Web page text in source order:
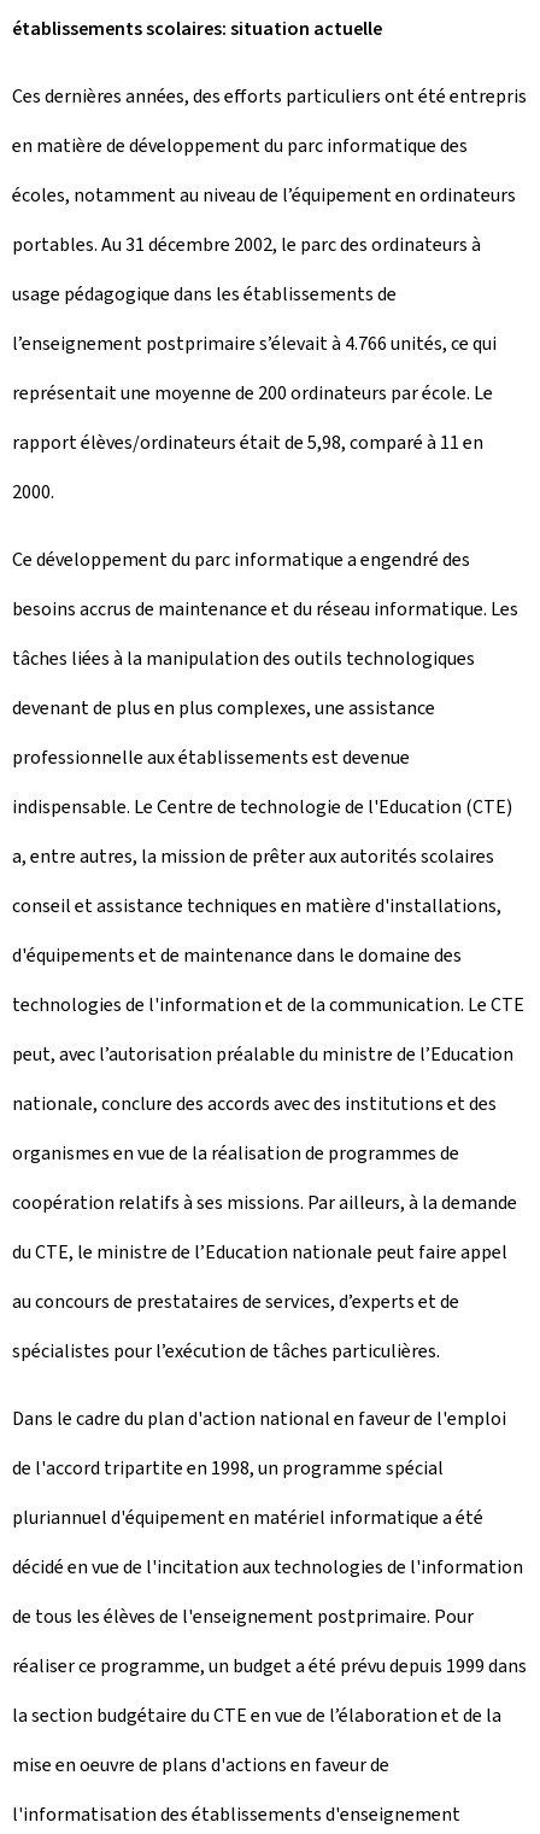
établissements scolaires: situation actuelle
Ces dernières années, des efforts particuliers ont été entrepris
en matière de développement du parc informatique des
écoles, notamment au niveau de l’équipement en ordinateurs
portables. Au 31 décembre 2002, le parc des ordinateurs à
usage pédagogique dans les établissements de
l’enseignement postprimaire s’élevait à 4.766 unités, ce qui
représentait une moyenne de 200 ordinateurs par école. Le
rapport élèves/ordinateurs était de 5,98, comparé à 11 en
2000.
Ce développement du parc informatique a engendré des
besoins accrus de maintenance et du réseau informatique. Les
tâches liées à la manipulation des outils technologiques
devenant de plus en plus complexes, une assistance
professionnelle aux établissements est devenue
indispensable. Le Centre de technologie de l'Education (CTE)
a, entre autres, la mission de prêter aux autorités scolaires
conseil et assistance techniques en matière d'installations,
d'équipements et de maintenance dans le domaine des
technologies de l'information et de la communication. Le CTE
peut, avec l’autorisation préalable du ministre de l’Education
nationale, conclure des accords avec des institutions et des
organismes en vue de la réalisation de programmes de
coopération relatifs à ses missions. Par ailleurs, à la demande
du CTE, le ministre de l’Education nationale peut faire appel
au concours de prestataires de services, d’experts et de
spécialistes pour l’exécution de tâches particulières.
Dans le cadre du plan d'action national en faveur de l'emploi
de l'accord tripartite en 1998, un programme spécial
pluriannuel d'équipement en matériel informatique a été
décidé en vue de l'incitation aux technologies de l'information
de tous les élèves de l'enseignement postprimaire. Pour
réaliser ce programme, un budget a été prévu depuis 1999 dans
la section budgétaire du CTE en vue de l’élaboration et de la
mise en oeuvre de plans d'actions en faveur de
l'informatisation des établissements d'enseignement